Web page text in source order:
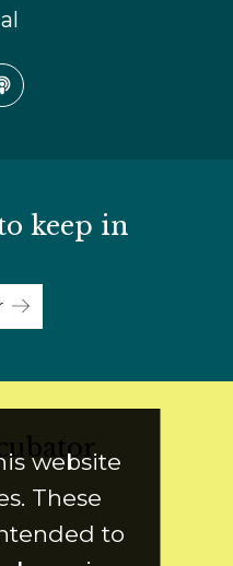
keep in
website
These
to